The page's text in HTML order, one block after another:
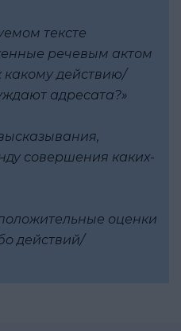
тексте
речевым актом
какому действию/
адресата?»
совершения каких-
оценки
действий/